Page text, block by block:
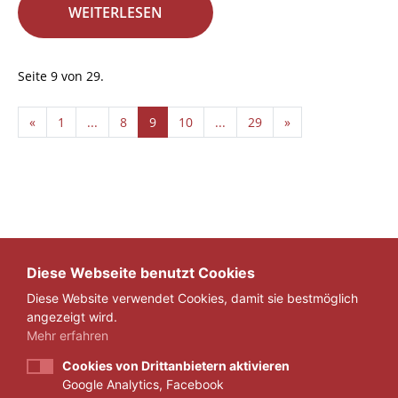
WEITERLESEN
Seite 9 von 29.
« 1 ... 8 9 10 ... 29 »
Diese Webseite benutzt Cookies
Diese Website verwendet Cookies, damit sie bestmöglich
angezeigt wird.
Mehr erfahren
Cookies von Drittanbietern aktivieren
Google Analytics, Facebook